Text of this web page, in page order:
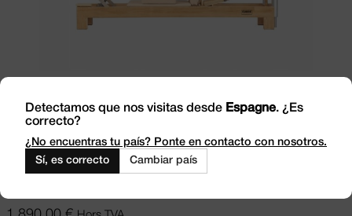
Choix des options
plusieurs variations. Les options peuvent
être choisies sur la page du produit
Detectamos que nos visitas desde Espagne. ¿Es
correcto?
¿No encuentras tu país? Ponte en contacto con nosotros.
Sí, es correcto
Cambiar país